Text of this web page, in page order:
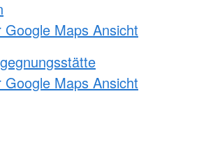
Google Maps Ansicht
Google Maps Ansicht